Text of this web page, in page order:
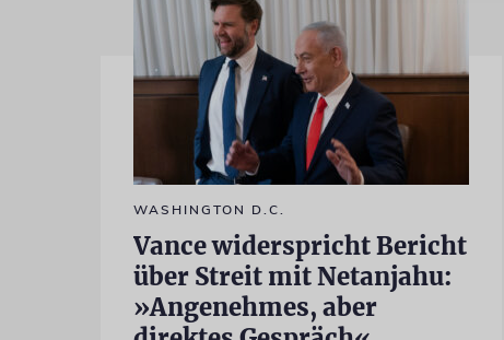
WASHINGTON D.C.
Vance widerspricht Bericht
über Streit mit Netanjahu:
»Angenehmes, aber